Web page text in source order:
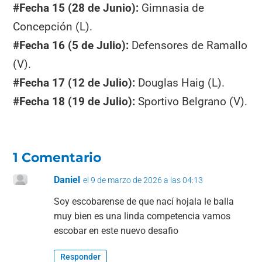
#Fecha 15 (28 de Junio): Gimnasia de
Concepción (L).
#Fecha 16 (5 de Julio): Defensores de Ramallo
(V).
#Fecha 17 (12 de Julio): Douglas Haig (L).
#Fecha 18 (19 de Julio):Sportivo Belgrano (V).
1 Comentario
Daniel el 9 de marzo de 2026 a las 04:13
Soy escobarense de que nací hojala le balla
muy bien es una linda competencia vamos
escobar en este nuevo desafio
Responder